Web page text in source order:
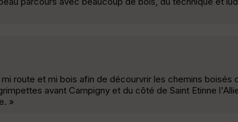
route et mi bois afin de décourvrir les chemins boisés
avant Campigny et du côté de Saint Etinne
»